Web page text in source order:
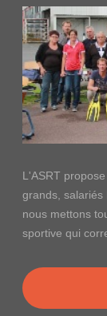
L'ASRT
grands, salariés
nous mettons
sportive qui